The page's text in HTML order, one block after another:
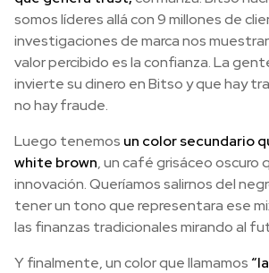
somos líderes allá con 9 millones de
investigaciones de marca nos
valor percibido es la confianza. La
invierte su dinero en Bitso y que hay
no hay fraude.
Luego tenemos un color secundario
white brown, un café grisáceo oscuro
innovación. Queríamos salirnos del
tener un tono que representara ese
las finanzas tradicionales mirando al
Y finalmente, un color que llamamos